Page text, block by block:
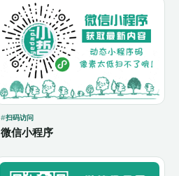
扫码访问
微信小程序